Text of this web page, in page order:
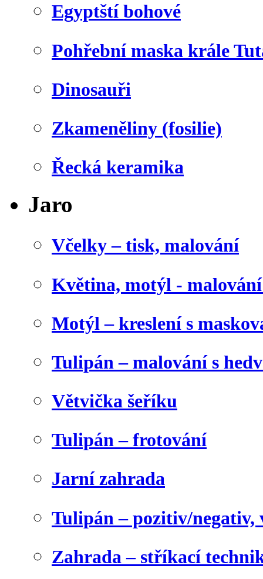
Egyptští bohové
Pohřební maska krále
Dinosauři
Zkameněliny (fosilie)
Řecká keramika
Jaro
Včelky – tisk, malování
Květina, motýl -
Motýl – kreslení s
Tulipán – malování s
Větvička šeříku
Tulipán – frotování
Jarní zahrada
Tulipán – pozitiv/negativ,
Zahrada – stříkací